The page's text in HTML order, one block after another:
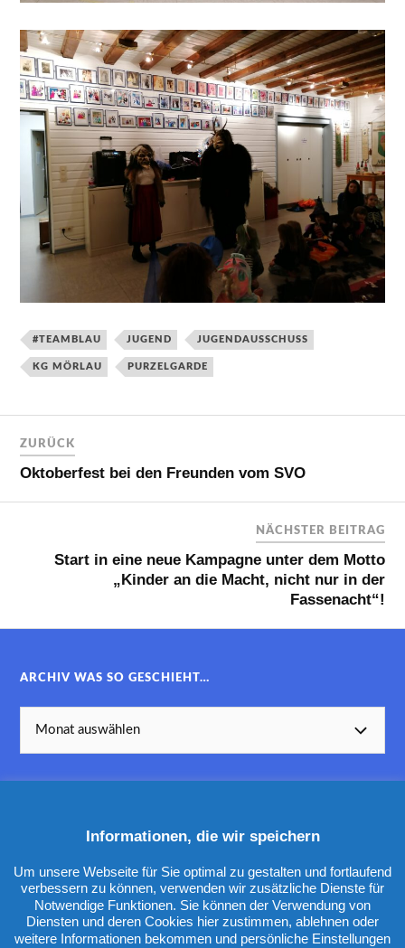
#TEAMBLAU JUGEND JUGENDAUSSCHUSS
KG MÖRLAU PURZELGARDE
ZURÜCK
Oktoberfest bei den Freunden vom SVO
NÄCHSTER BEITRAG
Start in eine neue Kampagne unter dem Motto
„Kinder an die Macht, nicht nur in der
Fassenacht“!
ARCHIV WAS SO GESCHIEHT…
KATEGORIENInformationen, die wir speichern
Um unsere Webseite für Sie optimal zu gestalten und fortlaufend
verbessern zu können, verwenden wir zusätzliche Dienste für
Notwendige Funktionen. Sie können der Verwendung von
Diensten und deren Cookies hier zustimmen, ablehnen oder
weitere Informationen bekommen und persönliche Einstellungen